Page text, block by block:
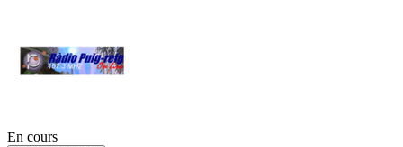
En cours